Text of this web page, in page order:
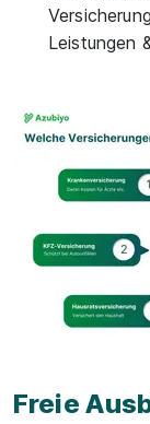
Leistungen
Freie